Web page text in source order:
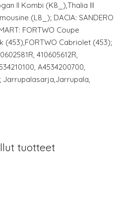
II Kombi (K8_),Thalia III
(L8_); DACIA: SANDERO
FORTWO Coupe
(453),FORTWO Cabriolet (453);
410605612R,
A4534200700,
Jarrupalasarja,Jarrupala,
tuotteet